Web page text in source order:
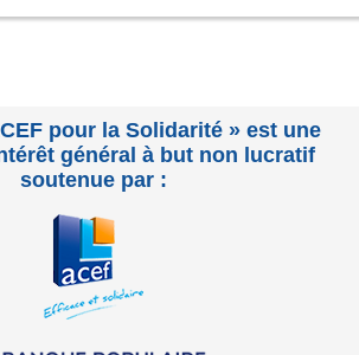
pour la Solidarité » est une
général à but non lucratif
soutenue par :